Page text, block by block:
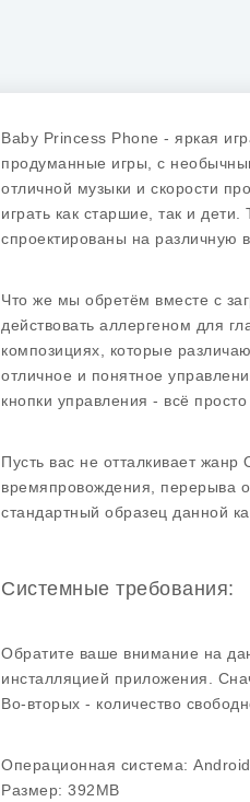
Baby Princess Phone - яркая
продуманные игры, с
отличной музыки и скорости
играть как старшие, так и
спроектированы на различную
Что же мы обретём вместе с
действовать аллергеном для
композициях, которые
отличное и понятное
кнопки управления - всё просто
Пусть вас не отталкивает
времяпровождения, перерыва
стандартный образец данной
Системные требования:
Обратите ваше внимание на
инсталляцией приложения.
Во-вторых - количество
Операционная система:
Размер: 392MB